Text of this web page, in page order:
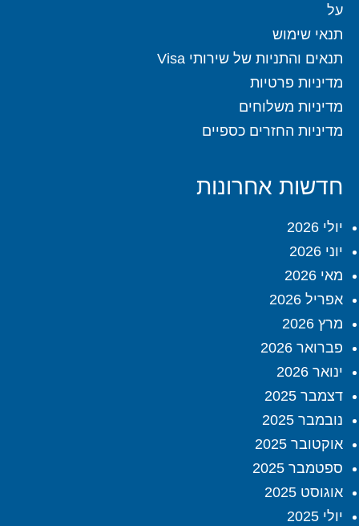
על
תנאי שימוש
תנאים והתניות של שירותי Visa
מדיניות פרטיות
מדיניות משלוחים
מדיניות החזרים כספיים
חדשות אחרונות
יולי 2026
יוני 2026
מאי 2026
אפריל 2026
מרץ 2026
פברואר 2026
ינואר 2026
דצמבר 2025
נובמבר 2025
אוקטובר 2025
ספטמבר 2025
אוגוסט 2025
יולי 2025